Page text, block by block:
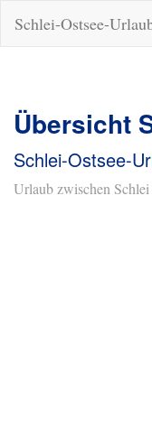
Schlei-Ostsee-
Übersicht
Schlei-Ostsee-
Urlaub zwischen